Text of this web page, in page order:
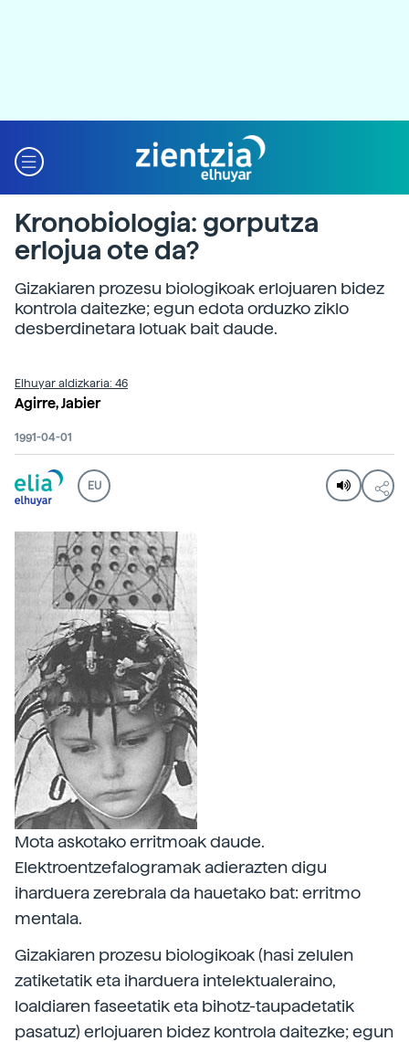
Kronobiologia: gorputza
erlojua ote da?
Gizakiaren prozesu biologikoak erlojuaren bidez
kontrola daitezke; egun edota orduzko ziklo
desberdinetara lotuak bait daude.
Elhuyar aldizkaria: 46
Agirre, Jabier
1991-04-01
EU
Mota askotako erritmoak daude.
Elektroentzefalogramak adierazten digu
iharduera zerebrala da hauetako bat: erritmo
mentala.
Gizakiaren prozesu biologikoak (hasi zelulen
zatiketatik eta iharduera intelektualeraino,
loaldiaren faseetatik eta bihotz-taupadetatik
pasatuz) erlojuaren bidez kontrola daitezke; egun